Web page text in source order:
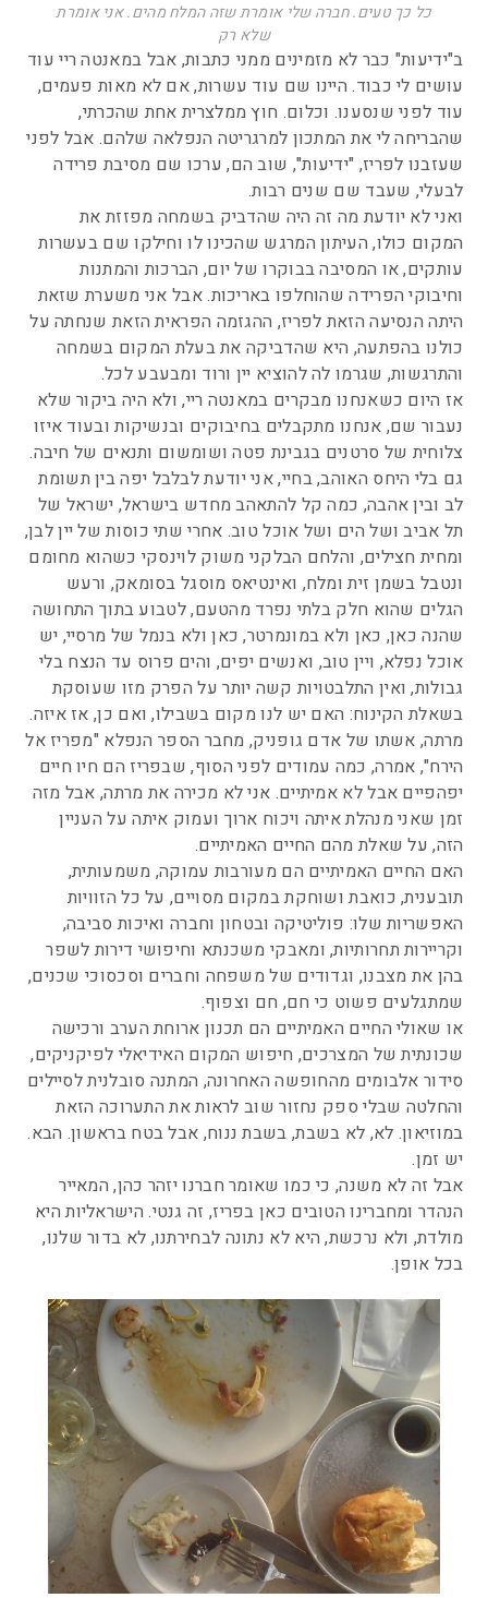
כל כך טעים. חברה שלי אומרת שזה המלח מהים. אני אומרת
שלא רק
ב"ידיעות" כבר לא מזמינים ממני כתבות, אבל במאנטה ריי עוד
עושים לי כבוד. היינו שם עוד עשרות, אם לא מאות פעמים,
עוד לפני שנסענו. וכלום. חוץ ממלצרית אחת שהכרתי,
שהבריחה לי את המתכון למרגריטה הנפלאה שלהם. אבל לפני
שעזבנו לפריז, "ידיעות", שוב הם, ערכו שם מסיבת פרידה
לבעלי, שעבד שם שנים רבות.
ואני לא יודעת מה זה היה שהדביק בשמחה מפזזת את
המקום כולו, העיתון המרגש שהכינו לו וחילקו שם בעשרות
עותקים, או המסיבה בבוקרו של יום, הברכות והמתנות
וחיבוקי הפרידה שהוחלפו באריכות. אבל אני משערת שזאת
היתה הנסיעה הזאת לפריז, ההגזמה הפראית הזאת שנחתה על
כולנו בהפתעה, היא שהדביקה את בעלת המקום בשמחה
והתרגשות, שגרמו לה להוציא יין ורוד ומבעבע לכל.
אז היום כשאנחנו מבקרים במאנטה ריי, ולא היה ביקור שלא
נעבור שם, אנחנו מתקבלים בחיבוקים ובנשיקות ובעוד איזו
צלוחית של סרטנים בגבינת פטה ושומשום ותנאים של חיבה.
גם בלי היחס האוהב, בחיי, אני יודעת לבלבל יפה בין תשומת
לב ובין אהבה, כמה קל להתאהב מחדש בישראל, ישראל של
תל אביב ושל הים ושל אוכל טוב. אחרי שתי כוסות של יין לבן,
ומחית חצילים, והלחם הבלקני משוק לוינסקי כשהוא מחומם
ונטבל בשמן זית ומלח, ואינטיאס מוסגל בסומאק, ורעש
הגלים שהוא חלק בלתי נפרד מהטעם, לטבוע בתוך התחושה
שהנה כאן, כאן ולא במונמרטר, כאן ולא בנמל של מרסיי, יש
אוכל נפלא, ויין טוב, ואנשים יפים, והים פרוס עד הנצח בלי
גבולות, ואין התלבטויות קשה יותר על הפרק מזו שעוסקת
בשאלת הקינוח: האם יש לנו מקום בשבילו, ואם כן, אז איזה.
מרתה, אשתו של אדם גופניק, מחבר הספר הנפלא "מפריז אל
הירח", אמרה, כמה עמודים לפני הסוף, שבפריז הם חיו חיים
יפהפיים אבל לא אמיתיים. אני לא מכירה את מרתה, אבל מזה
זמן שאני מנהלת איתה ויכוח ארוך ועמוק איתה על העניין
הזה, על שאלת מהם החיים האמיתיים.
האם החיים האמיתיים הם מעורבות עמוקה, משמעותית,
תובענית, כואבת ושוחקת במקום מסויים, על כל הזוויות
האפשריות שלו: פוליטיקה ובטחון וחברה ואיכות סביבה,
וקריירות תחרותיות, ומאבקי משכנתא וחיפושי דירות לשפר
בהן את מצבנו, וגדודים של משפחה וחברים וסכסוכי שכנים,
שמתגלעים פשוט כי חם, חם וצפוף.
או שאולי החיים האמיתיים הם תכנון ארוחת הערב ורכישה
שכונתית של המצרכים, חיפוש המקום האידיאלי לפיקניקים,
סידור אלבומים מהחופשה האחרונה, המתנה סובלנית לסיילים
והחלטה שבלי ספק נחזור שוב לראות את התערוכה הזאת
במוזיאון. לא, לא בשבת, בשבת ננוח, אבל בטח בראשון. הבא.
יש זמן.
אבל זה לא משנה, כי כמו שאומר חברנו יזהר כהן, המאייר
הנהדר ומחברינו הטובים כאן בפריז, זה גנטי. הישראליות היא
מולדת, ולא נרכשת, היא לא נתונה לבחירתנו, לא בדור שלנו,
בכל אופן.